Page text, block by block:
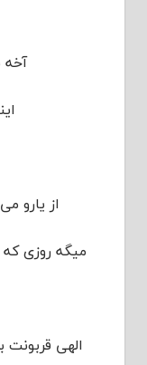
آخه
از یارو می پرسن ۱۲
میگه روزی که میریم
الهی قربونت